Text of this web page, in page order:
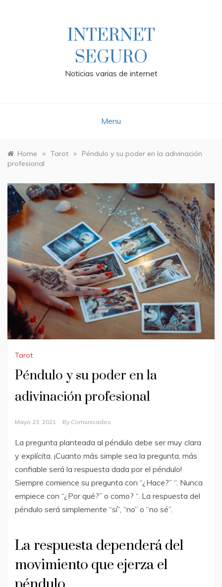
INTERNET
SEGURO
Noticias varias de internet
Menu
Home » Tarot »
Péndulo y su poder en la adivinación
profesional
Tarot
Péndulo y su poder en la
adivinación profesional
Mayo 23, 2021 By Comunicados
La pregunta planteada al péndulo debe ser muy clara
y explícita. ¡Cuanto más simple sea la pregunta, más
confiable será la respuesta dada por el péndulo!
Siempre comience su pregunta con “¿Hace?” “. Nunca
empiece con “¿Por qué?” o como? “. La respuesta del
péndulo será simplemente “sí”, “no” o “no sé”.
La respuesta dependerá del
movimiento que ejerza el